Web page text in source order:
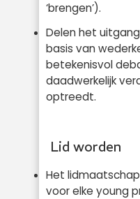
‘brengen’).
Delen het
basis van
betekenisvol
daadwerkelijk
optreedt.
Lid worden
Het
voor elke young